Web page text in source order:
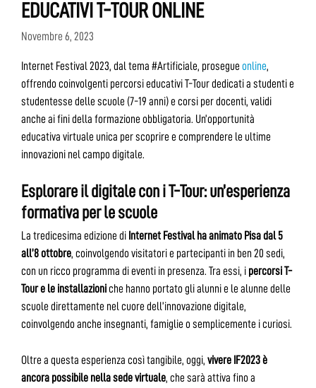
EDUCATIVI T-TOUR ONLINE
Novembre 6, 2023
Internet Festival 2023, dal tema #Artificiale, prosegue online,
offrendo coinvolgenti percorsi educativi T-Tour dedicati a studenti e
studentesse delle scuole (7-19 anni) e corsi per docenti, validi
anche ai fini della formazione obbligatoria. Un’opportunità
educativa virtuale unica per scoprire e comprendere le ultime
innovazioni nel campo digitale.
Esplorare il digitale con i T-Tour: un’esperienza
formativa per le scuole
La tredicesima edizione di Internet Festival ha animato Pisa dal 5
all’8 ottobre, coinvolgendo visitatori e partecipanti in ben 20 sedi,
con un ricco programma di eventi in presenza. Tra essi, i percorsi T-
Tour e le installazioniche hanno portato gli alunni e le alunne delle
scuole direttamente nel cuore dell’innovazione digitale,
coinvolgendo anche insegnanti, famiglie o semplicemente i curiosi.
Oltre a questa esperienza così tangibile, oggi, vivere IF2023 è
ancora possibile nella sede virtuale, che sarà attiva fino a